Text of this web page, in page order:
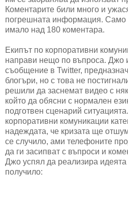
Коментарите били много и
погрешната информация. Само
имало над 180 коментара.
Екипът по корпоративни
направи нещо по въпроса. Джо
съобщение в Twitter,
блогъри, но с това не
решили да заснемат видео с
който да обясни с нормален
подготвен сценарий
корпоративни комуникации
надеждата, че кризата ще
се случило, ами телефоните
да ги засипват с въпроси и
Джо успял да реализира идеята
получило: